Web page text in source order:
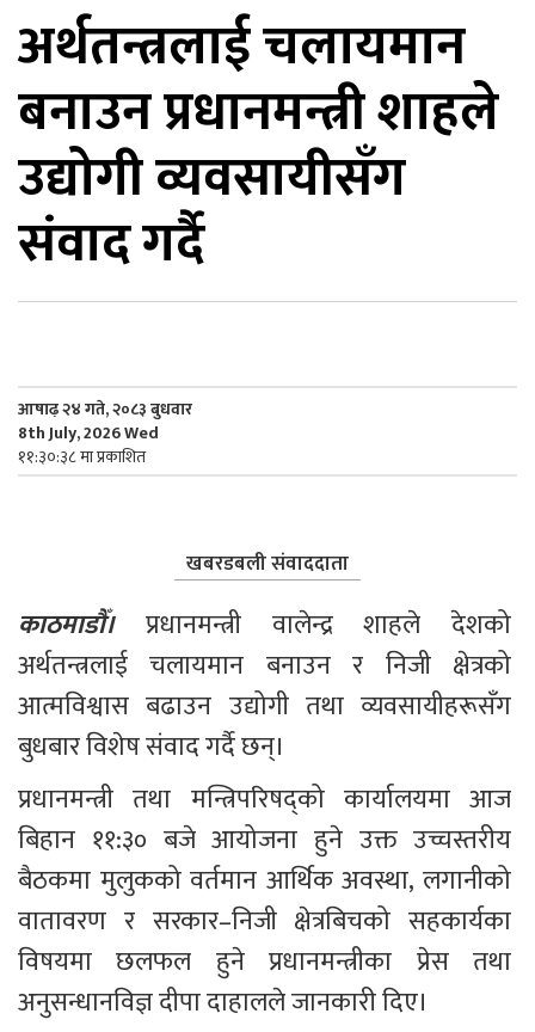
अर्थतन्त्रलाई चलायमान
बनाउन प्रधानमन्त्री शाहले
उद्योगी व्यवसायीसँग
संवाद गर्दै
आषाढ़ २४ गते, २०८३ बुधवार
8th July, 2026 Wed
११:३०:३८ मा प्रकाशित
खबरडबली संवाददाता
काठमाडौँ। प्रधानमन्त्री वालेन्द्र शाहले देशको
अर्थतन्त्रलाई चलायमान बनाउन र निजी क्षेत्रको
आत्मविश्वास बढाउन उद्योगी तथा व्यवसायीहरूसँग
बुधबार विशेष संवाद गर्दै छन्।
प्रधानमन्त्री तथा मन्त्रिपरिषद्को कार्यालयमा आज
बिहान ११:३० बजे आयोजना हुने उक्त उच्चस्तरीय
बैठकमा मुलुकको वर्तमान आर्थिक अवस्था, लगानीको
वातावरण र सरकार–निजी क्षेत्रबिचको सहकार्यका
विषयमा छलफल हुने प्रधानमन्त्रीका प्रेस तथा
अनुसन्धानविज्ञ दीपा दाहालले जानकारी दिए।